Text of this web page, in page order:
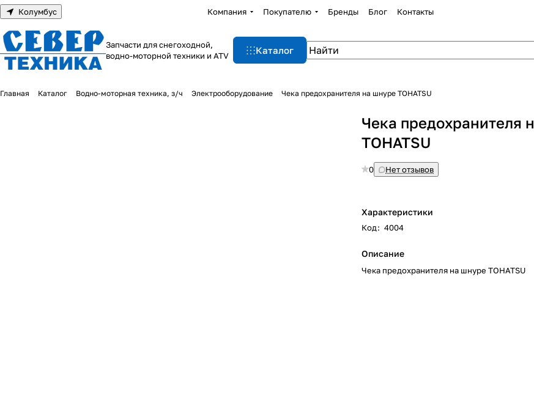
Колумбус Компания Покупателю Бренды Блог Контакты
Запчасти для снегоходной,
водно-моторной техники и ATV
Каталог
Главная Каталог Водно-моторная техника, з/ч Электрооборудование Чека предохранителя на шнуре TOHATSU
Чека предохранителя
TOHATSU
0 Нет отзывов
Характеристики
Код: 4004
Описание
Чека предохранителя на шнуре TOHATSU